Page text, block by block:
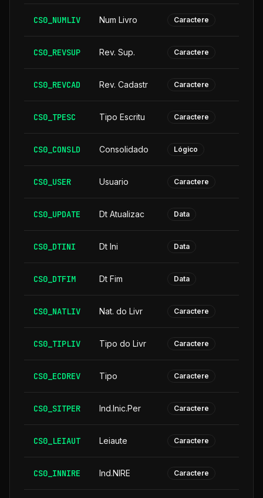
CS0_NUMLIV Num Livro Caractere
CS0_REVSUP Rev. Sup. Caractere
CS0_REVCAD Rev. Cadastr Caractere
CS0_TPESC Tipo Escritu Caractere
CS0_CONSLD Consolidado Lógico
CS0_USER Usuario Caractere
CS0_UPDATE Dt Atualizac Data
CS0_DTINI Dt Ini Data
CS0_DTFIM Dt Fim Data
CS0_NATLIV Nat. do Livr Caractere
CS0_TIPLIV Tipo do Livr Caractere
CS0_ECDREV Tipo Caractere
CS0_SITPER Ind.Inic.Per Caractere
CS0_LEIAUT Leiaute Caractere
CS0_INNIRE Ind.NIRE Caractere